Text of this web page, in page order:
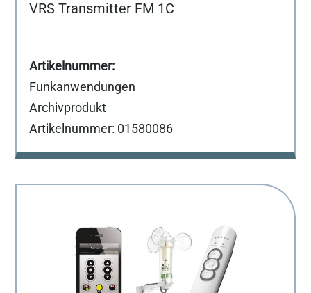
VRS Transmitter FM 1C
Funkanwendungen
Archivprodukt
Artikelnummer: 01580086